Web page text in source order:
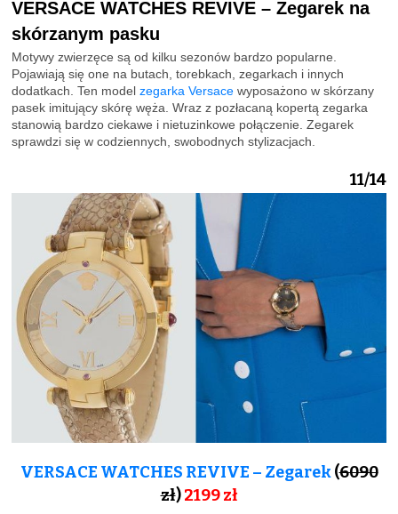
VERSACE WATCHES REVIVE – Zegarek na
skórzanym pasku
Motywy zwierzęce są od kilku sezonów bardzo popularne.
Pojawiają się one na butach, torebkach, zegarkach i innych
dodatkach. Ten model zegarka Versace wyposażono w skórzany
pasek imitujący skórę węża. Wraz z pozłacaną kopertą zegarka
stanowią bardzo ciekawe i nietuzinkowe połączenie. Zegarek
sprawdzi się w codziennych, swobodnych stylizacjach.
11/14
VERSACE WATCHES REVIVE – Zegarek(6090
zł)2199 zł